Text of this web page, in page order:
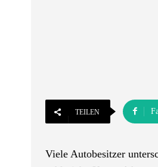
TEILEN
Viele Autobesitzer